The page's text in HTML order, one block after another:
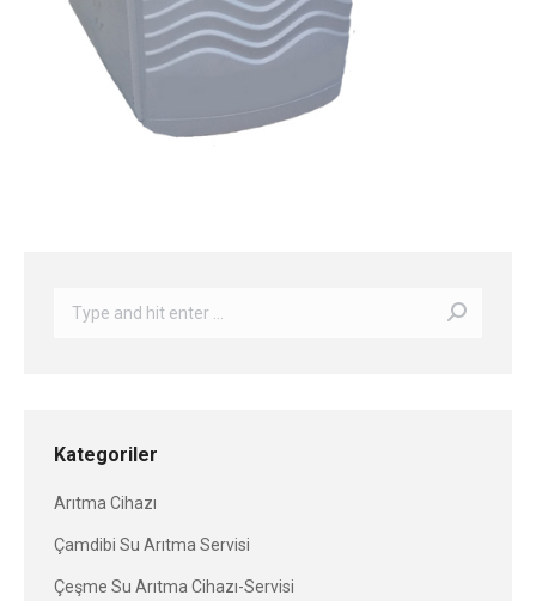
Kategoriler
Arıtma Cihazı
Çamdibi Su Arıtma Servisi
Çeşme Su Arıtma Cihazı-Servisi